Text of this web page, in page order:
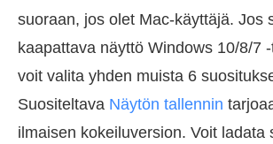
suoraan, jos olet Mac-käyttäjä. Jos
kaapattava näyttö Windows 10/8/7
voit valita yhden muista 6
Suositeltava Näytön tallennin
ilmaisen kokeiluversion. Voit ladata